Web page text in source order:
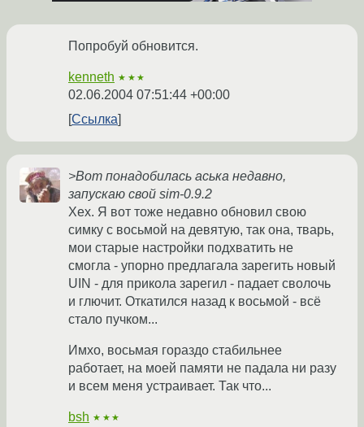
Попробуй обновится.
kenneth ★★★
02.06.2004 07:51:44 +00:00
Ссылка
>Вот понадобилась аська недавно,
запускаю свой sim-0.9.2
Хех. Я вот тоже недавно обновил свою
симку с восьмой на девятую, так она, тварь,
мои старые настройки подхватить не
смогла - упорно предлагала зарегить новый
UIN - для прикола зарегил - падает сволочь
и глючит. Откатился назад к восьмой - всё
стало пучком...
Имхо, восьмая гораздо стабильнее
работает, на моей памяти не падала ни разу
и всем меня устраивает. Так что...
bsh ★★★